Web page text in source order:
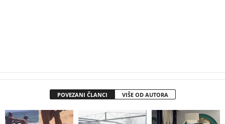
POVEZANI ČLANCI VIŠE OD AUTORA